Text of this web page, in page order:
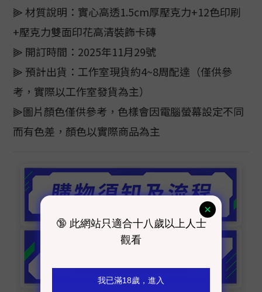
⫸ 材質說明：實心高透1.5cm厚壓克力+12色印刷
+壓克力雙面印花高清裝飾卡磚
⫸ 開訂時間：2025年11月29號
⫸ 預計出貨：工作室現貨約4~8周配達（僅供參
考，實際以工作室發貨為主）
⫸圖片顏色僅供參考，色樣會因電腦螢幕設定不同
而有色差，顏色以實際商品為主